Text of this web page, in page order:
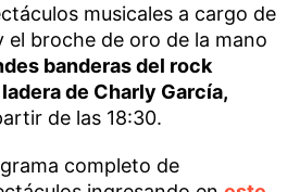
musicales a cargo de
el broche de oro de la mano
banderas del rock
de Charly García,
de las 18:30.
completo de